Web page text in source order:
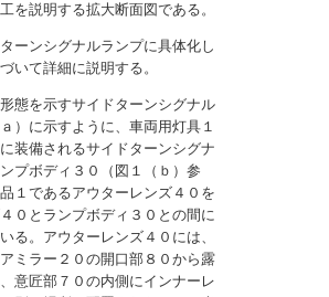
を説明する拡大断面図である。
ーンシグナルランプに具体化し
いて詳細に説明する。
態を示すサイドターンシグナル
）に示すように、車両用灯具１
装備されるサイドターンシグナ
プボディ３０（図１（ｂ）参
１であるアウターレンズ４０を
０とランプボディ３０との間に
る。アウターレンズ４０には、
ミラー２０の開口部８０から露
意匠部７０の内側にインナーレ